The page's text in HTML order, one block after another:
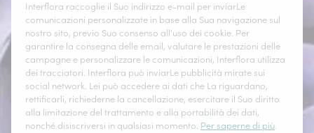
Interflora raccoglie il Suo indirizzo e-mail per inviarLe
comunicazioni personalizzate in base alla Sua navigazione sul
nostro sito, previo Suo consenso all'uso dei cookie. Per
garantire la consegna delle email, valutare le prestazioni delle
campagne e personalizzare le comunicazioni, Interflora utilizza
dei tracciatori. Interflora può inviarLe pubblicità mirate sui
social network. Lei può accedere ai dati che La riguardano,
rettificarli, richiederne la cancellazione, esercitare il Suo diritto
alla limitazione del trattamento e alla portabilità dei dati,
nonché disiscriversi in qualsiasi momento. Per saperne di più.